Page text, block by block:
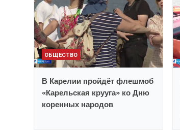
ОБЩЕСТВО
В Карелии пройдёт флешмоб
«Карельская крууга» ко Дню
коренных народов